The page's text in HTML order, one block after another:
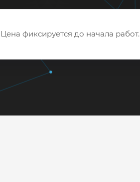
фиксируется до начала работ.